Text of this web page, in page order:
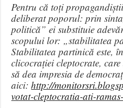
Pentru că toți
deliberat poporul: prin
politică” ei substituie
scopului lor: „stabilitatea
Stabilitatea partinică este,
clicocrației cleptocrate, care
să dea impresia de
aici:http://
votat-cleptocratia-ati-